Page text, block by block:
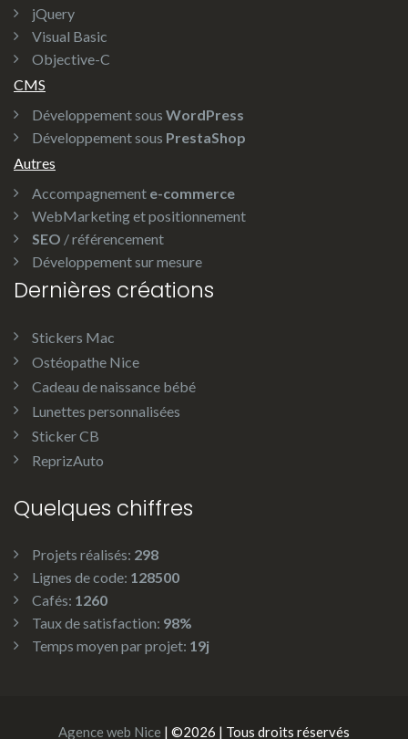
jQuery
Visual Basic
Objective-C
CMS
Développement sous WordPress
Développement sous PrestaShop
Autres
Accompagnement e-commerce
WebMarketing et positionnement
SEO / référencement
Développement sur mesure
Dernières créations
Stickers Mac
Ostéopathe Nice
Cadeau de naissance bébé
Lunettes personnalisées
Sticker CB
ReprizAuto
Quelques chiffres
Projets réalisés: 298
Lignes de code: 128500
Cafés: 1260
Taux de satisfaction: 98%
Temps moyen par projet: 19j
Agence web Nice | ©2026 | Tous droits réservés